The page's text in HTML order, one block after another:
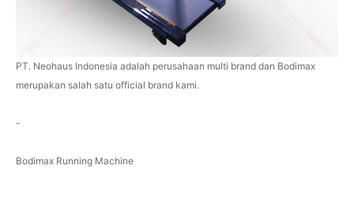
PT. Neohaus Indonesia adalah perusahaan multi brand dan Bodimax
merupakan salah satu official brand kami.
-
Bodimax Running Machine